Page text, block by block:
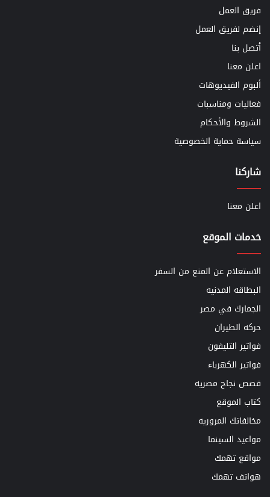
فريق العمل
إنضم لفريق العمل
أتصل بنا
اعلن معنا
ألبوم الفيديوهات
فعاليات ومناسبات
الشروط والأحكام
سياسة حماية الخصوصية
شاركنا
اعلن معنا
خدمات الموقع
الاستعلام عن المنع من السفر
البطاقه المدنيه
الجمارك في مصر
حركه الطيران
فواتير التليفون
فواتير الكهرباء
قصص نجاح مصريه
كتاب الموقع
مخالفاتك المروريه
مواعيد السينما
مواقع تهمك
هواتف تهمك